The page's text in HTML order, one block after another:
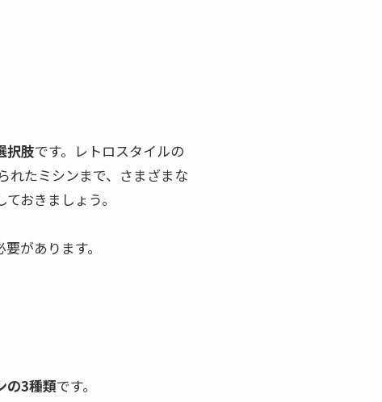
択肢です。レトロスタイルの
れたミシンまで、さまざまな
おきましょう。
があります。
の3種類です。